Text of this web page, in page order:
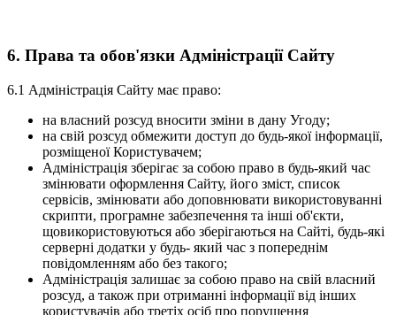
6. Права та обов'язки Адміністрації Сайту
6.1 Адміністрація Сайту має право:
на власний розсуд вносити зміни в дану Угоду;
на свій розсуд обмежити доступ до будь-якої інформації,
розміщеної Користувачем;
Адміністрація зберігає за собою право в будь-який час
змінювати оформлення Сайту, його зміст, список
сервісів, змінювати або доповнювати використовуванні
скрипти, програмне забезпечення та інші об'єкти,
щовикористовуються або зберігаються на Сайті, будь-які
серверні додатки у будь- який час з попереднім
повідомленням або без такого;
Адміністрація залишає за собою право на свій власний
розсуд, а також при отриманні інформації від інших
користувачів або третіх осіб про порушення